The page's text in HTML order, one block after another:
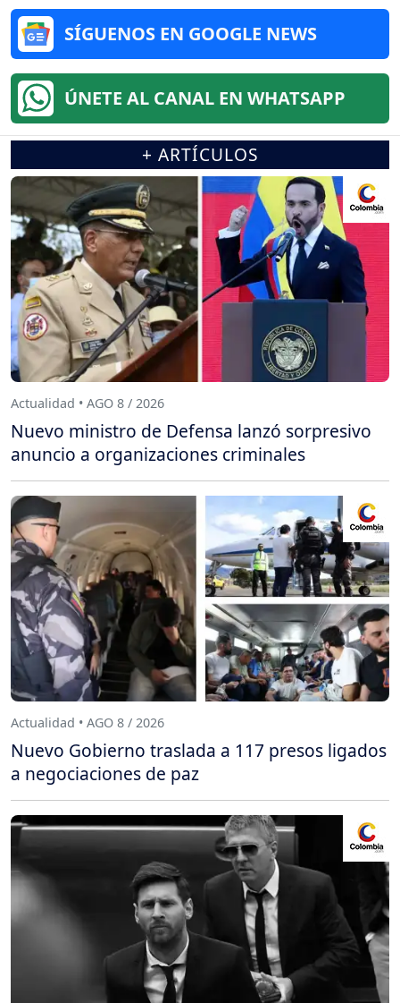
SÍGUENOS EN GOOGLE NEWS
ÚNETE AL CANAL EN WHATSAPP
+ ARTÍCULOS
Actualidad • AGO 8 / 2026
Nuevo ministro de Defensa lanzó sorpresivo
anuncio a organizaciones criminales
Actualidad • AGO 8 / 2026
Nuevo Gobierno traslada a 117 presos ligados
a negociaciones de paz